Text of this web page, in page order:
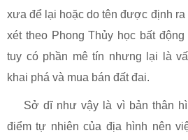
xưa để lại hoặc do tên được định
xét theo Phong Thủy học bất
tuy có phần mê tín nhưng lại là
khai phá và mua bán đất đai.
Sở dĩ như vậy là vì bản thân
điểm tự nhiên của địa hình nên